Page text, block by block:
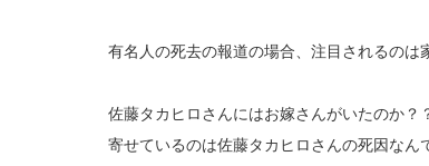
有名人の死去の報道の場合、注目されるのは
佐藤タカヒロさんにはお嫁さんがいたのか
寄せているのは佐藤タカヒロさんの死因なん